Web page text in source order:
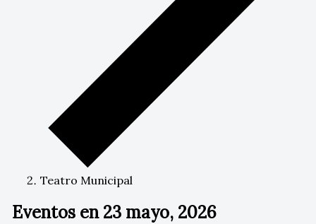
Teatro Municipal
Eventos en 23 mayo, 2026